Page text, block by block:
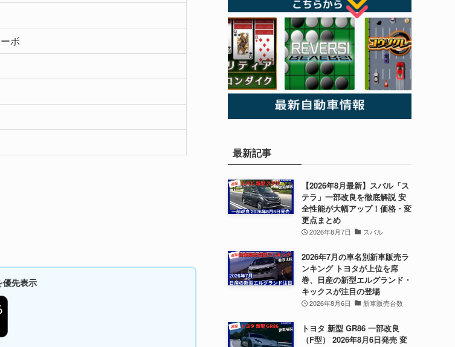
ボ
先表示
最新記事
【2026年8月最新】スバル「ス
テラ」一部改良を徹底解説 安
全性能が大幅アップ！価格・変
更点まとめ
2026年8月7日 スバル
2026年7月の車名別新車販売ラ
ンキング トヨタが上位を席
巻、日産の新型エルグランド・
キックスが注目の登場
2026年8月6日 新車販売台数
トヨタ 新型 GR86 一部改良
（F型） 2026年8月6日発売 変